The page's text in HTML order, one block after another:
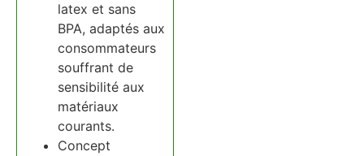
latex et sans
BPA, adaptés aux
consommateurs
souffrant de
sensibilité aux
matériaux
courants.
Concept